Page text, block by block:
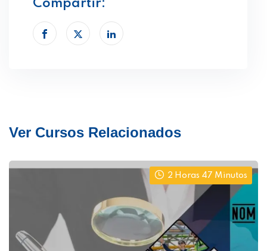
Compartir:
Ver Cursos Relacionados
2 Horas 47 Minutos